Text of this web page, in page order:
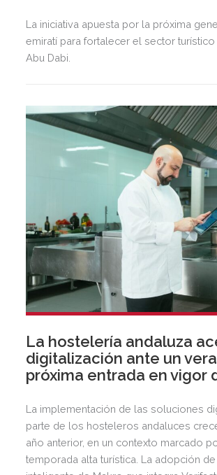
La iniciativa apuesta por la próxima
emiratí para fortalecer el sector
Abu Dabi.
La hostelería andaluza
digitalización ante un
próxima entrada en vigor
La implementación de las soluciones
parte de los hosteleros andaluces
año anterior, en un contexto marcado
temporada alta turística. La adopción de